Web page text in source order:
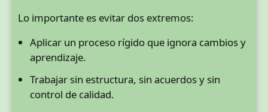
Lo importante es evitar dos extremos:
Aplicar un proceso rígido que ignora cambios y
aprendizaje.
Trabajar sin estructura, sin acuerdos y sin
control de calidad.